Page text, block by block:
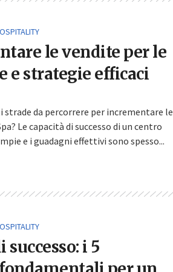
le vendite per le
e strategie efficaci
strade da percorrere per incrementare le
Le capacità di successo di un centro
e i guadagni effettivi sono spesso...
i 5